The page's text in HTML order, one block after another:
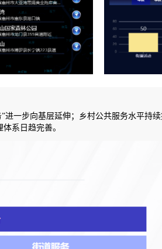
一步向基层延伸；乡村公共服务水平持
系日趋完善。